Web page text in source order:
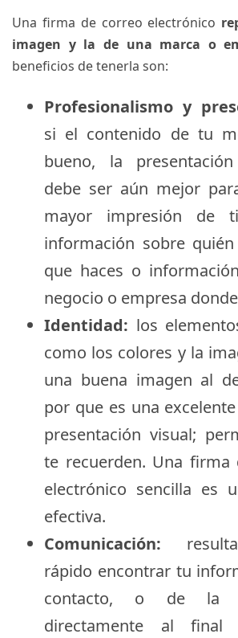
Una firma de correo electrónico
imagen y la de una marca o
beneficios de tenerla son:
Profesionalismo y
si el contenido de tu
bueno, la
debe ser aún mejor
mayor impresión de
información sobre
que haces o
negocio o empresa
Identidad: los
como los colores y la
una buena imagen al
por que es una
presentación visual;
te recuerden. Una firma
electrónico sencilla es
efectiva.
Comunicación:
rápido encontrar tu
contacto, o de la
directamente al final